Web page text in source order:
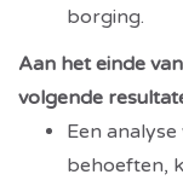
borging.
Aan het einde
volgende
Een
behoeften,